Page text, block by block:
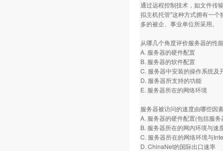
通过远程控制技术，如文件传
拟主机托管"这种方式拥有一
多的被企、事业单位所采用。
从哪几个角度评价服务器的性
A. 服务器的硬件配置
B. 服务器的软件配置
C. 服务器中安装的操作系统及
D. 服务器所支持的功能
E. 服务器所在的网络环境
服务器被访问的速度由哪些因
A. 服务器的硬件配置(包括服
B. 服务器所在的网内环境与速
C. 服务器所在的网络环境与
D. ChinaNet的国际出口速率